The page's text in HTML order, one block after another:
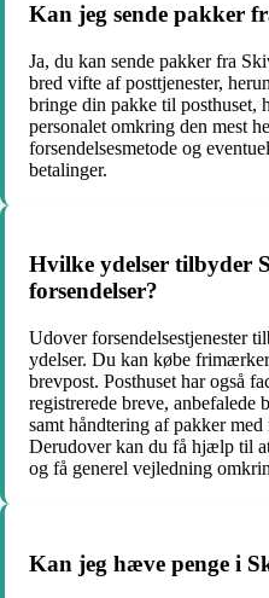
Kan jeg sende pakker
Ja, du kan sende pakker fra
bred vifte af posttjenester,
bringe din pakke til
personalet omkring den mest
forsendelsesmetode og
betalinger.
Hvilke ydelser tilbyder
forsendelser?
Udover forsendelsestjenester
ydelser. Du kan købe
brevpost. Posthuset har også
registrerede breve, anbefalede
samt håndtering af pakker
Derudover kan du få hjælp til
og få generel vejledning
Kan jeg hæve penge i